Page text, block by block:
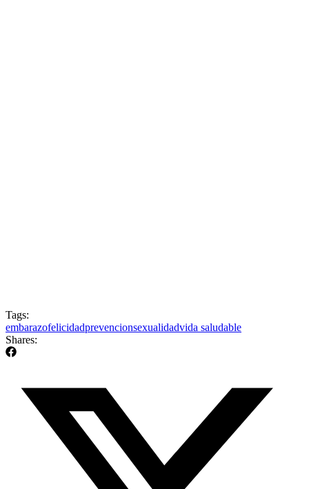
Tags:
embarazofelicidadprevencionsexualidadvida saludable
Shares: